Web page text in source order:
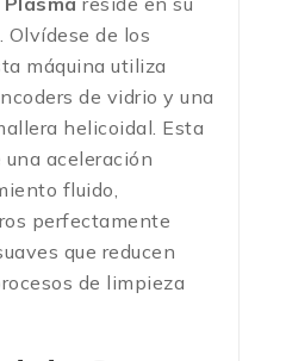
Olvídese de los
máquina utiliza
de vidrio y una
helicoidal. Esta
aceleración
fluido,
perfectamente
que reducen
de limpieza